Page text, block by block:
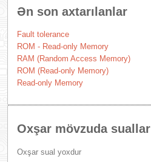
Ən son axtarılanlar
Fault tolerance
ROM - Read-only Memory
RAM (Random Access Memory)
ROM (Read-only Memory)
Read-only Memory
Oxşar mövzuda suallar
Oxşar sual yoxdur